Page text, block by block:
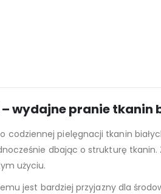
wydajne pranie tkanin
pielęgnacji tkanin
dbając o strukturę
użyciu.
jest bardziej przyjazny dla